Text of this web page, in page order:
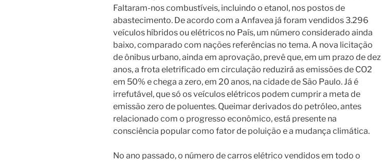
Faltaram-nos combustíveis, incluindo o etanol, nos postos de
abastecimento. De acordo com a Anfavea já foram vendidos 3.296
veículos híbridos ou elétricos no País, um número considerado ainda
baixo, comparado com nações referências no tema. A nova licitação
de ônibus urbano, ainda em aprovação, prevê que, em um prazo de dez
anos, a frota eletrificado em circulação reduzirá as emissões de CO2
em 50% e chega a zero, em 20 anos, na cidade de São Paulo. Já é
irrefutável, que só os veículos elétricos podem cumprir a meta de
emissão zero de poluentes. Queimar derivados do petróleo, antes
relacionado com o progresso econômico, está presente na
consciência popular como fator de poluição e a mudança climática.
No ano passado, o número de carros elétrico vendidos em todo o